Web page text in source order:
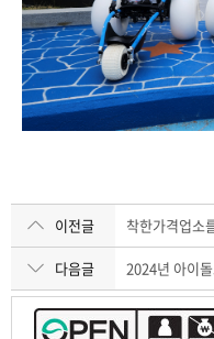
이전글 착한가격업소
다음글 2024년 아이